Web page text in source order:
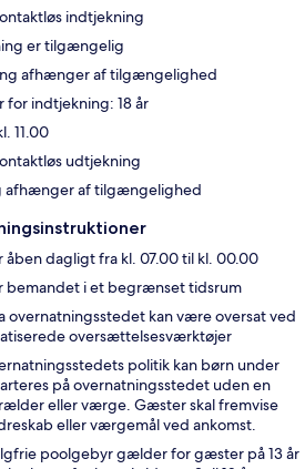
indtjekning
er tilgængelig
afhænger af tilgængelighed
for indtjekning: 18 år
11.00
udtjekning
afhænger af tilgængelighed
åben dagligt fra kl. 07.00 til kl. 00.00
bemandet i et begrænset tidsrum
overnatningsstedet kan være oversat ved
oversættelsesværktøjer
politik kan børn under
på overnatningsstedet uden en
eller værge. Gæster skal fremvise
eller værgemål ved ankomst.
poolgebyr gælder for gæster på 13 år